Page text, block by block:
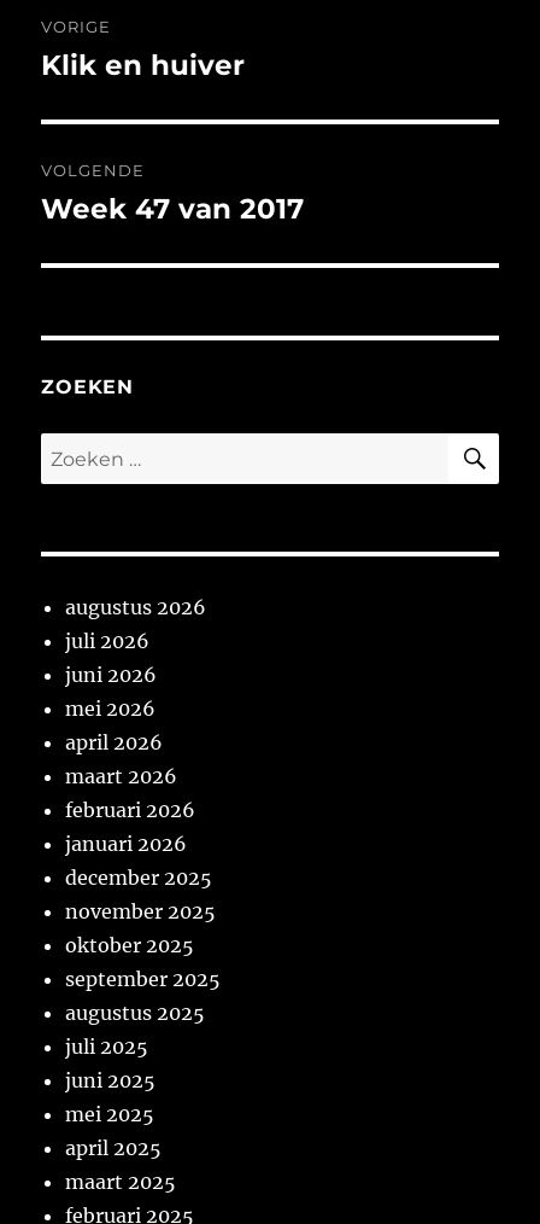
navigatie
VORIGE
Vorig
Klik en huiver
VOLGENDE
Volgend
Week 47 van 2017
ZOEKEN
Zoeken
naar:
augustus 2026
juli 2026
juni 2026
mei 2026
april 2026
maart 2026
februari 2026
januari 2026
december 2025
november 2025
oktober 2025
september 2025
augustus 2025
juli 2025
juni 2025
mei 2025
april 2025
maart 2025
februari 2025